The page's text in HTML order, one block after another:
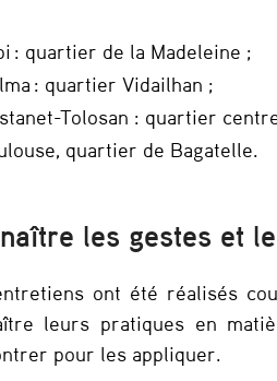
: quartier de la Madeleine ;
: quartier Vidailhan ;
Tolosan : quartier
quartier de Bagatelle.
les gestes et
ont été réalisés
leurs pratiques en
pour les appliquer.